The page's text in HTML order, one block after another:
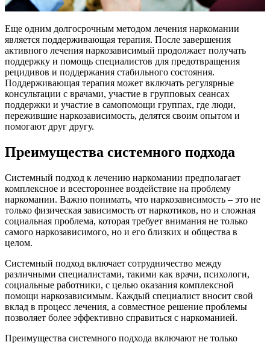
Еще одним долгосрочным методом лечения наркомании
является поддерживающая терапия. После завершения
активного лечения наркозависимый продолжает получать
поддержку и помощь специалистов для предотвращения
рецидивов и поддержания стабильного состояния.
Поддерживающая терапия может включать регулярные
консультации с врачами, участие в групповых сеансах
поддержки и участие в самопомощи группах, где люди,
пережившие наркозависимость, делятся своим опытом и
помогают друг другу.
Преимущества системного подхода
Системный подход к лечению наркомании предполагает
комплексное и всестороннее воздействие на проблему
наркомании. Важно понимать, что наркозависимость – это не
только физическая зависимость от наркотиков, но и сложная
социальная проблема, которая требует внимания не только
самого наркозависимого, но и его близких и общества в
целом.
Системный подход включает сотрудничество между
различными специалистами, такими как врачи, психологи,
социальные работники, с целью оказания комплексной
помощи наркозависимым. Каждый специалист вносит свой
вклад в процесс лечения, а совместное решение проблемы
позволяет более эффективно справиться с наркоманией.
Преимущества системного подхода включают не только